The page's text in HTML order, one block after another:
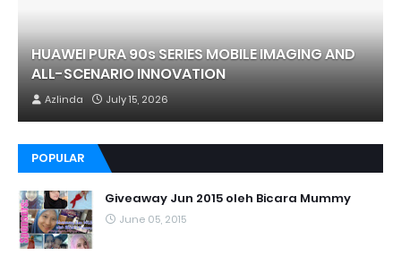
HUAWEI PURA 90s SERIES MOBILE IMAGING AND
ALL-SCENARIO INNOVATION
Azlinda July 15, 2026
POPULAR
Giveaway Jun 2015 oleh Bicara Mummy
June 05, 2015